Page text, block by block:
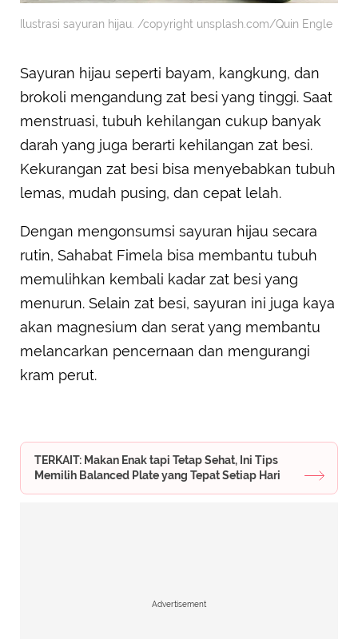
Ilustrasi sayuran hijau. /copyright unsplash.com/Quin Engle
Sayuran hijau seperti bayam, kangkung, dan
brokoli mengandung zat besi yang tinggi. Saat
menstruasi, tubuh kehilangan cukup banyak
darah yang juga berarti kehilangan zat besi.
Kekurangan zat besi bisa menyebabkan tubuh
lemas, mudah pusing, dan cepat lelah.
Dengan mengonsumsi sayuran hijau secara
rutin, Sahabat Fimela bisa membantu tubuh
memulihkan kembali kadar zat besi yang
menurun. Selain zat besi, sayuran ini juga kaya
akan magnesium dan serat yang membantu
melancarkan pencernaan dan mengurangi
kram perut.
TERKAIT: Makan Enak tapi Tetap Sehat, Ini Tips
Memilih Balanced Plate yang Tepat Setiap Hari
Advertisement